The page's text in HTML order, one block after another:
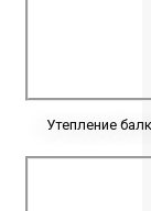
Утепление